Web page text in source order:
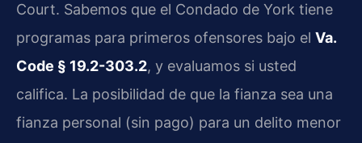
Court. Sabemos que el Condado de York tiene
programas para primeros ofensores bajo el Va.
Code § 19.2-303.2, y evaluamos si usted
califica. La posibilidad de que la fianza sea una
fianza personal (sin pago) para un delito menor